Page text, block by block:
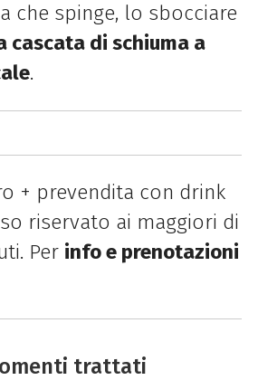
che spinge, lo sbocciare
cascata di schiuma a
.
+ prevendita con drink
riservato ai maggiori di
Per info e prenotazioni
trattati